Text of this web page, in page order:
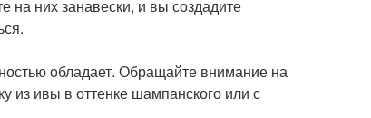
на них занавески, и вы создадите
обладает. Обращайте внимание на
из ивы в оттенке шампанского или с